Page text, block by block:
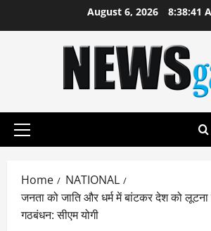
August 6, 2026 8:38:42
Primary
Home
NATIONAL
जनता को जाति और धर्म में बांटकर देश को लूटना
गठबंधन: सीएम योगी